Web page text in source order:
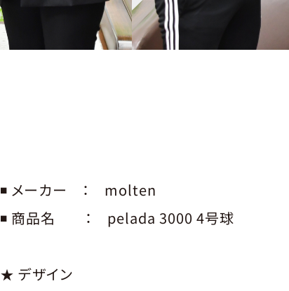
◾️ メーカー ： molten
◾️ 商品名 ： pelada 3000 4号球
★ デザイン